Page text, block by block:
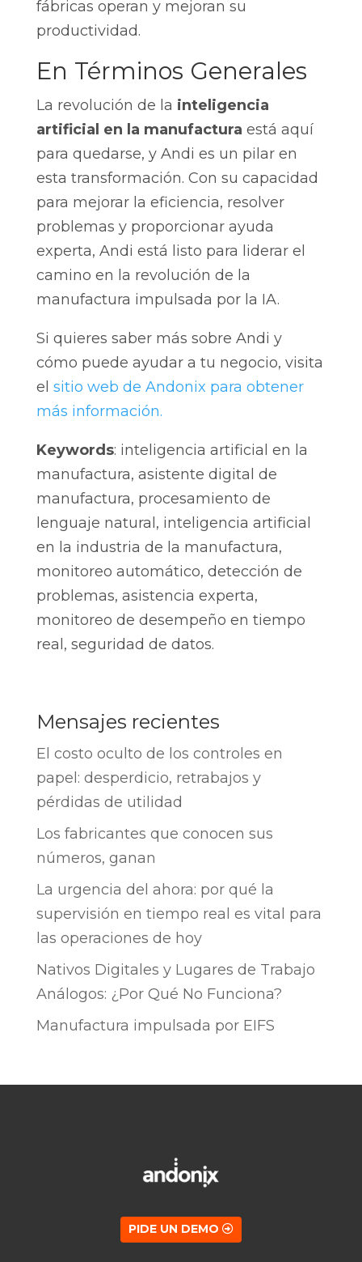
fábricas operan y mejoran su
productividad.
En Términos Generales
La revolución de la inteligencia
artificial en la manufactura está aquí
para quedarse, y Andi es un pilar en
esta transformación. Con su capacidad
para mejorar la eficiencia, resolver
problemas y proporcionar ayuda
experta, Andi está listo para liderar el
camino en la revolución de la
manufactura impulsada por la IA.
Si quieres saber más sobre Andi y
cómo puede ayudar a tu negocio, visita
el sitio web de Andonix para obtener
más información.
Keywords: inteligencia artificial en la
manufactura, asistente digital de
manufactura, procesamiento de
lenguaje natural, inteligencia artificial
en la industria de la manufactura,
monitoreo automático, detección de
problemas, asistencia experta,
monitoreo de desempeño en tiempo
real, seguridad de datos.
Mensajes recientes
El costo oculto de los controles en
papel: desperdicio, retrabajos y
pérdidas de utilidad
Los fabricantes que conocen sus
números, ganan
La urgencia del ahora: por qué la
supervisión en tiempo real es vital para
las operaciones de hoy
Nativos Digitales y Lugares de Trabajo
Análogos: ¿Por Qué No Funciona?
Manufactura impulsada por EIFS
PIDE UN DEMO